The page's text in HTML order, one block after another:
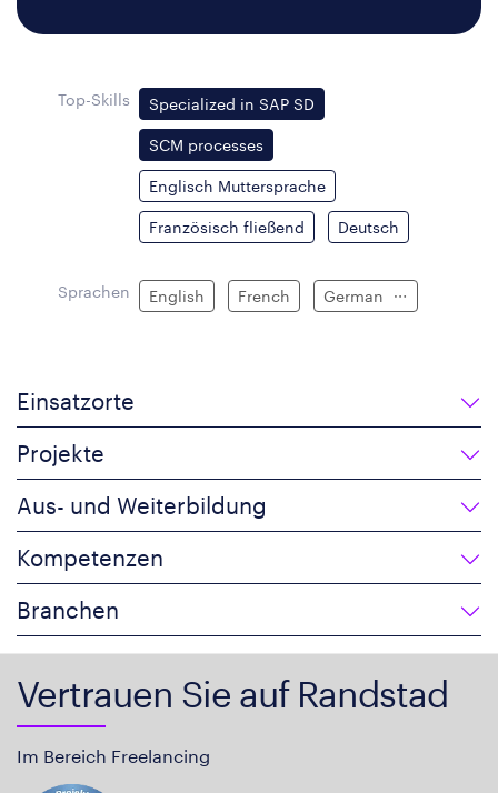
Top-Skills Specialized in SAP SD
SCM processes
Englisch Muttersprache
Französisch fließend Deutsch
Sprachen English French German
Einsatzorte
Projekte
Aus- und Weiterbildung
Kompetenzen
Branchen
Vertrauen Sie auf Randstad
Im Bereich Freelancing